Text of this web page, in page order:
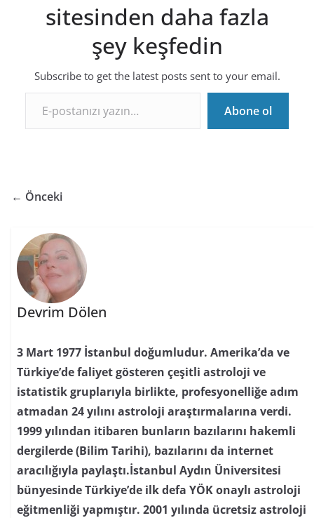
sitesinden daha fazla
şey keşfedin
Subscribe to get the latest posts sent to your email.
E-postanızı yazın…
Abone ol
← Önceki
Devrim Dölen
3 Mart 1977 İstanbul doğumludur. Amerika’da ve
Türkiye’de faliyet gösteren çeşitli astroloji ve
istatistik gruplarıyla birlikte, profesyonelliğe adım
atmadan 24 yılını astroloji araştırmalarına verdi.
1999 yılından itibaren bunların bazılarını hakemli
dergilerde (Bilim Tarihi), bazılarını da internet
aracılığıyla paylaştı.İstanbul Aydın Üniversitesi
bünyesinde Türkiye’de ilk defa YÖK onaylı astroloji
eğitmenliği yapmıştır. 2001 yılında ücretsiz astroloji